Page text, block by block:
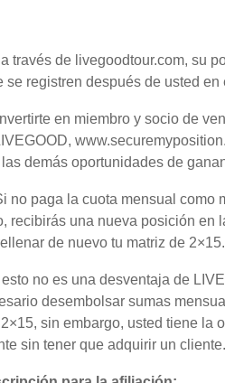
través de livegoodtour.com, su
se registren después de usted
en miembro y socio de
demás oportunidades de
no paga la cuota mensual como
recibirás una nueva posición en
de nuevo tu matriz de 2×15.
no es una desventaja de
desembolsar sumas
sin embargo, usted tiene la
sin tener que adquirir un